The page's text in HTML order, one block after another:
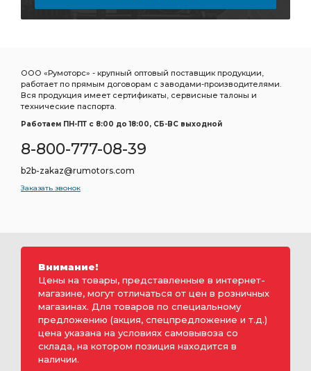
ООО «Румоторс» - крупный оптовый поставщик продукции,
работает по прямым договорам с заводами-производителями.
Вся продукция имеет сертификаты, сервисные талоны и
технические паспорта.
Работаем ПН-ПТ c 8:00 до 18:00, СБ-ВС выходной
8-800-777-08-39
b2b-zakaz@rumotors.com
Заказать звонок
Внимание!
Цены на товары, представленные в интернет-
магазине, могут отличаться от цен в розничных
магазинах. Для товаров по специальному
предложению (акция, спецпредложение и т.д.)
цена указана на условиях самовывоза со
склада, на котором позиция находится в
наличии.